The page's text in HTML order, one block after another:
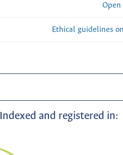
Open
Ethical guidelines
Indexed and registered in: